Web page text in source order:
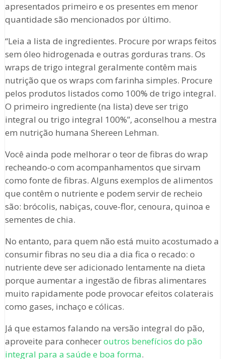
apresentados primeiro e os presentes em menor
quantidade são mencionados por último.
“Leia a lista de ingredientes. Procure por wraps feitos
sem óleo hidrogenada e outras gorduras trans. Os
wraps de trigo integral geralmente contêm mais
nutrição que os wraps com farinha simples. Procure
pelos produtos listados como 100% de trigo integral.
O primeiro ingrediente (na lista) deve ser trigo
integral ou trigo integral 100%”, aconselhou a mestra
em nutrição humana Shereen Lehman.
Você ainda pode melhorar o teor de fibras do wrap
recheando-o com acompanhamentos que sirvam
como fonte de fibras. Alguns exemplos de alimentos
que contêm o nutriente e podem servir de recheio
são: brócolis, nabiças, couve-flor, cenoura, quinoa e
sementes de chia.
No entanto, para quem não está muito acostumado a
consumir fibras no seu dia a dia fica o recado: o
nutriente deve ser adicionado lentamente na dieta
porque aumentar a ingestão de fibras alimentares
muito rapidamente pode provocar efeitos colaterais
como gases, inchaço e cólicas.
Já que estamos falando na versão integral do pão,
aproveite para conheceroutros benefícios do pão
integral para a saúde e boa forma.